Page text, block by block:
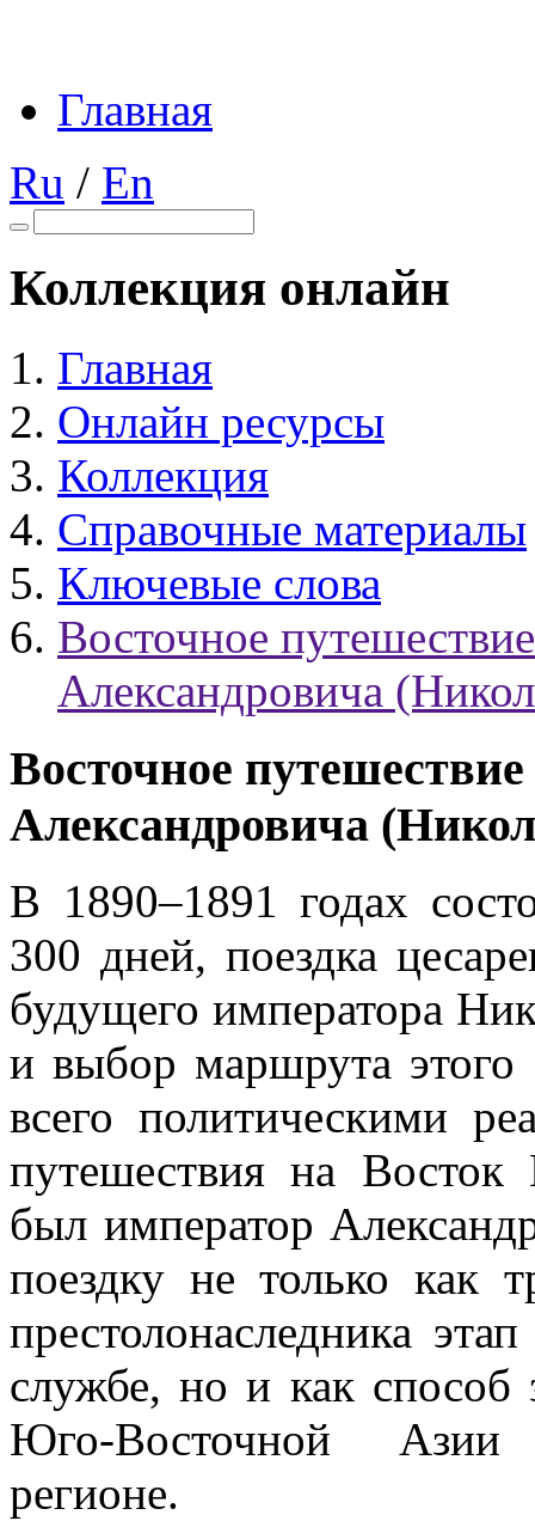
Главная
Ru / En
Коллекция онлайн
Главная
Онлайн ресурсы
Коллекция
Справочные материалы
Ключевые слова
Восточное
Александровича
Восточное
Александровича
В 1890–1891 годах
300 дней, поездка
будущего императора
и выбор маршрута этого
всего политическими
путешествия на Восток
был император
поездку не только как
престолонаследника
службе, но и как способ
Юго-Восточной Азии
регионе.